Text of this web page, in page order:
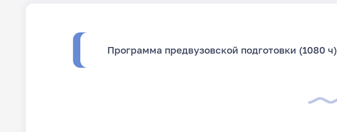
Программа предвузовской подготовки (1080 ч)